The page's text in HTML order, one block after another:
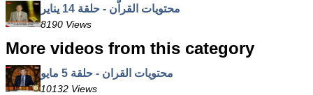
محتويات القراّن - حلقة 14 يناير
8190 Views
More videos from this category
محتويات القران - حلقة 5 مايو
10132 Views